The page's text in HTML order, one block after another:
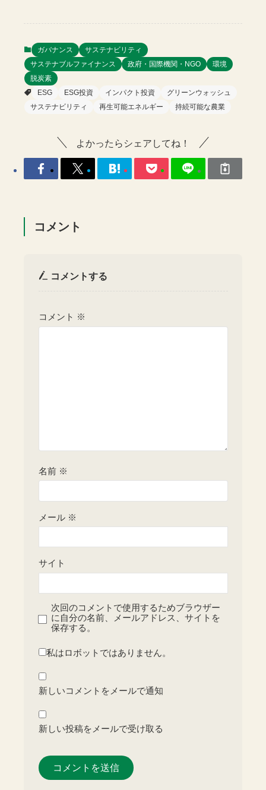
ガバナンス
サステナビリティ
サステナブルファイナンス
政府・国際機関・NGO
環境
脱炭素
ESG
ESG投資 インパクト投資
グリーンウォッシュ
サステナビリティ
再生可能エネルギー 持続可能な農業
よかったらシェアしてね！
コメント
コメントする
コメント ※
名前 ※
メール ※
サイト
次回のコメントで使用するためブラウザー
に自分の名前、メールアドレス、サイトを
保存する。
私はロボットではありません。
新しいコメントをメールで通知
新しい投稿をメールで受け取る